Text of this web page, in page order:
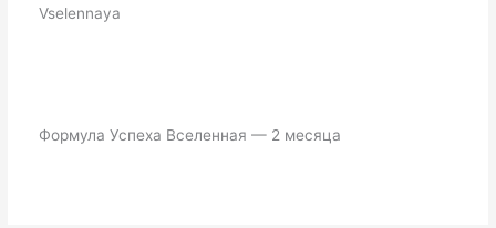
Vselennaya
Формула Успеха Вселенная — 2 месяца